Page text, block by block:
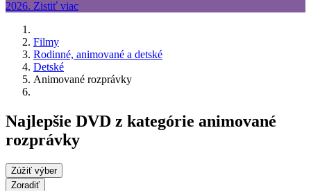
Filmy
Rodinné, animované a detské
Detské
Animované rozprávky
Najlepšie DVD z kategórie animované
rozprávky
Zúžiť výber
Zoradiť